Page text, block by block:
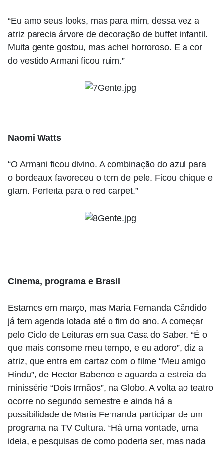
“Eu amo seus looks, mas para mim, dessa vez a
atriz parecia árvore de decoração de buffet infantil.
Muita gente gostou, mas achei horroroso. E a cor
do vestido Armani ficou ruim.”
Naomi Watts
“O Armani ficou divino. A combinação do azul para
o bordeaux favoreceu o tom de pele. Ficou chique e
glam. Perfeita para o red carpet.”
Cinema, programa e Brasil
Estamos em março, mas Maria Fernanda Cândido
já tem agenda lotada até o fim do ano. A começar
pelo Ciclo de Leituras em sua Casa do Saber. “É o
que mais consome meu tempo, e eu adoro”, diz a
atriz, que entra em cartaz com o filme “Meu amigo
Hindu”, de Hector Babenco e aguarda a estreia da
minissérie “Dois Irmãos”, na Globo. A volta ao teatro
ocorre no segundo semestre e ainda há a
possibilidade de Maria Fernanda participar de um
programa na TV Cultura. “Há uma vontade, uma
ideia, e pesquisas de como poderia ser, mas nada